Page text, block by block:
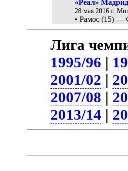
«Реал»
28 мая 2016 г.
• Рамос (15) —
Лига
1995/96 |
2001/02 |
2007/08 |
2013/14 |